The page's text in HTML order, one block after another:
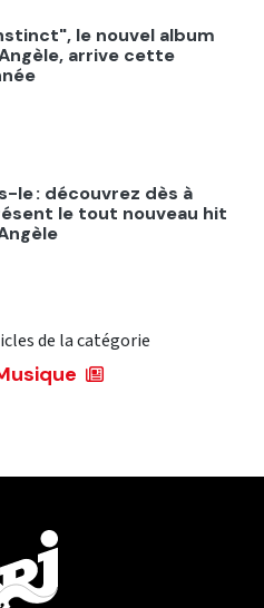
le nouvel album
arrive cette
le : découvrez dès à
le tout nouveau hit
de la catégorie